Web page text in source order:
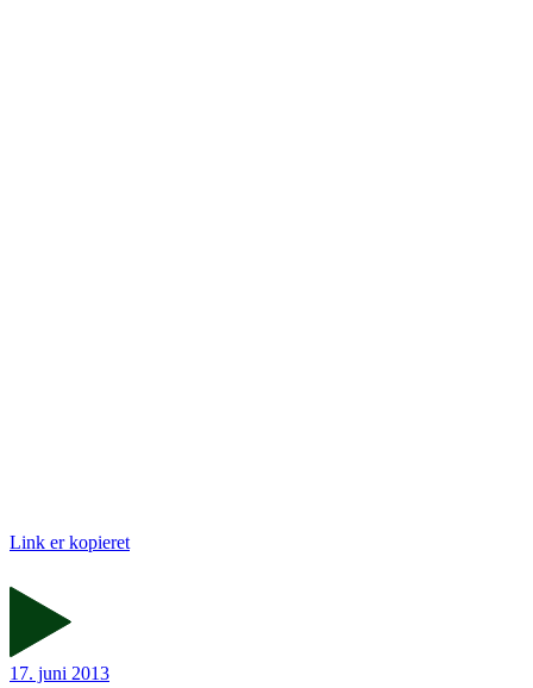
Link er kopieret
17. juni 2013